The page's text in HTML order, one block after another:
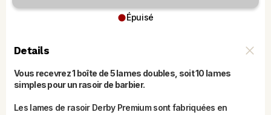
Épuisé
Details
Vous recevrez 1 boîte de 5 lames doubles, soit 10 lames
simples pour un rasoir de barbier.
Les lames de rasoir Derby Premium sont fabriquées en